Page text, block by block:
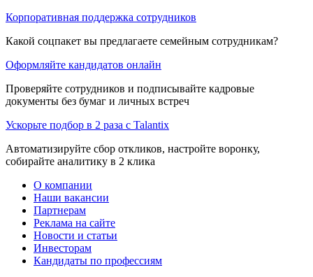
Корпоративная поддержка сотрудников
Какой соцпакет вы предлагаете семейным сотрудникам?
Оформляйте кандидатов онлайн
Проверяйте сотрудников и подписывайте кадровые
документы без бумаг и личных встреч
Ускорьте подбор в 2 раза с Talantix
Автоматизируйте сбор откликов, настройте воронку,
собирайте аналитику в 2 клика
О компании
Наши вакансии
Партнерам
Реклама на сайте
Новости и статьи
Инвесторам
Кандидаты по профессиям